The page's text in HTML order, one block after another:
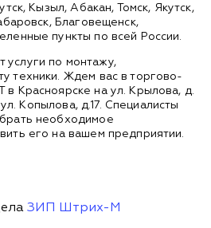
Кызыл, Абакан, Томск, Якутск,
Благовещенск,
пункты по всей России.
по монтажу,
техники. Ждем вас в торгово-
в Красноярске на ул. Крылова, д.
Копылова, д.17. Специалисты
необходимое
его на вашем предприятии.
ЗИП Штрих-М